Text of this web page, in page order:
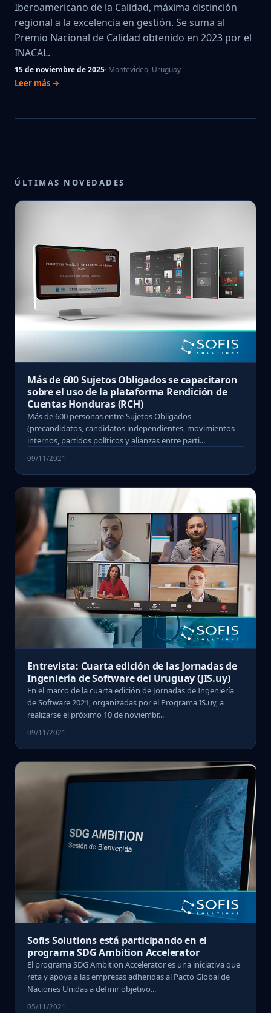
Iberoamericano de la Calidad, máxima distinción
regional a la excelencia en gestión. Se suma al
Premio Nacional de Calidad obtenido en 2023 por el
INACAL.
15 de noviembre de 2025· Montevideo, Uruguay
Leer más →
ÚLTIMAS NOVEDADES
Más de 600 Sujetos Obligados se capacitaron
sobre el uso de la plataforma Rendición de
Cuentas Honduras (RCH)
Más de 600 personas entre Sujetos Obligados
(precandidatos, candidatos independientes, movimientos
internos, partidos políticos y alianzas entre parti...
09/11/2021
Entrevista: Cuarta edición de las Jornadas de
Ingeniería de Software del Uruguay (JIS.uy)
En el marco de la cuarta edición de Jornadas de Ingeniería
de Software 2021, organizadas por el Programa IS.uy, a
realizarse el próximo 10 de noviembr...
09/11/2021
Sofis Solutions está participando en el
programa SDG Ambition Accelerator
El programa SDG Ambition Accelerator es una iniciativa que
reta y apoya a las empresas adheridas al Pacto Global de
Naciones Unidas a definir objetivo...
05/11/2021